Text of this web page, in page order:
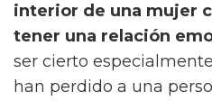
interior de una mujer
tener una relación
ser cierto
han perdido a una